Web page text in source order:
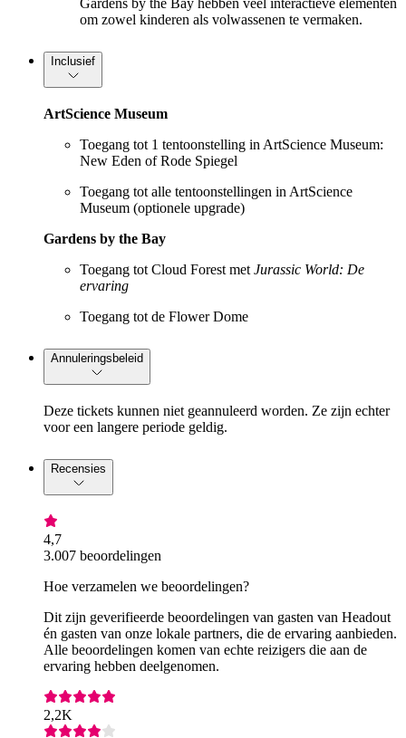
Gardens by the Bay hebben veel interactieve elementen
om zowel kinderen als volwassenen te vermaken.
Inclusief
ArtScience Museum
Toegang tot 1 tentoonstelling in ArtScience Museum:
New Eden of Rode Spiegel
Toegang tot alle tentoonstellingen in ArtScience
Museum (optionele upgrade)
Gardens by the Bay
Toegang tot Cloud Forest met Jurassic World: De
ervaring
Toegang tot de Flower Dome
Annuleringsbeleid
Deze tickets kunnen niet geannuleerd worden. Ze zijn echter
voor een langere periode geldig.
Recensies
4,7
3.007 beoordelingen
Hoe verzamelen we beoordelingen?
Dit zijn geverifieerde beoordelingen van gasten van Headout
én gasten van onze lokale partners, die de ervaring aanbieden.
Alle beoordelingen komen van echte reizigers die aan de
ervaring hebben deelgenomen.
2,2K